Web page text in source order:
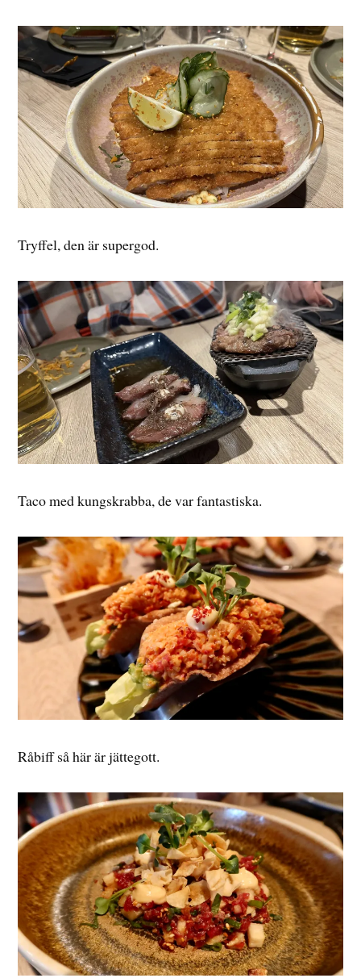
Tryffel, den är supergod.
Taco med kungskrabba, de var fantastiska.
Råbiff så här är jättegott.